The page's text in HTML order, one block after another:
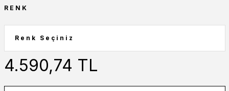
RENK
4.590,74 TL